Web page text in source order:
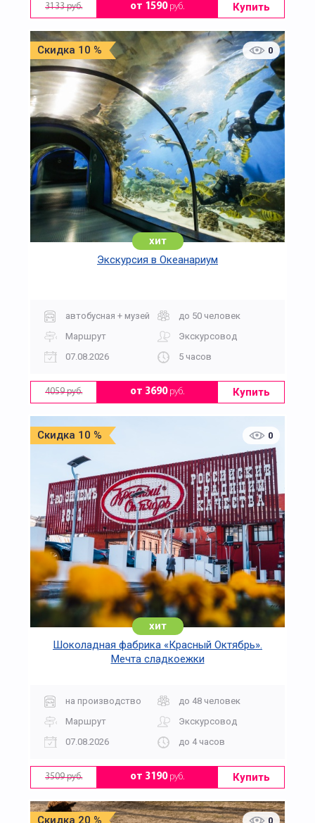
3133 руб. от 1590руб. Купить
Скидка 10 % 0
хит
Экскурсия в Океанариум
автобусная + музей
до 50 человек
Маршрут
Экскурсовод
07.08.2026
5 часов
4059 руб. от 3690руб. Купить
Скидка 10 % 0
хит
Шоколадная фабрика «Красный Октябрь».
Мечта сладкоежки
на производство
до 48 человек
Маршрут
Экскурсовод
07.08.2026
до 4 часов
3509 руб. от 3190руб. Купить
Скидка 20 % 0